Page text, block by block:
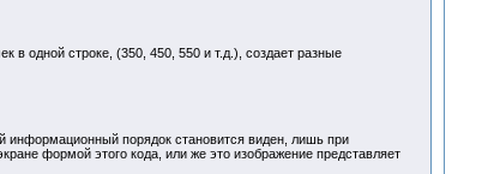
в одной строке, (350, 450, 550 и т.д.), создает разные
информационный порядок становится виден, лишь при
формой этого кода, или же это изображение представляет